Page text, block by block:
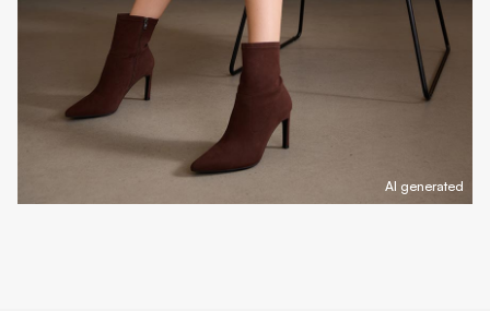
AI generated